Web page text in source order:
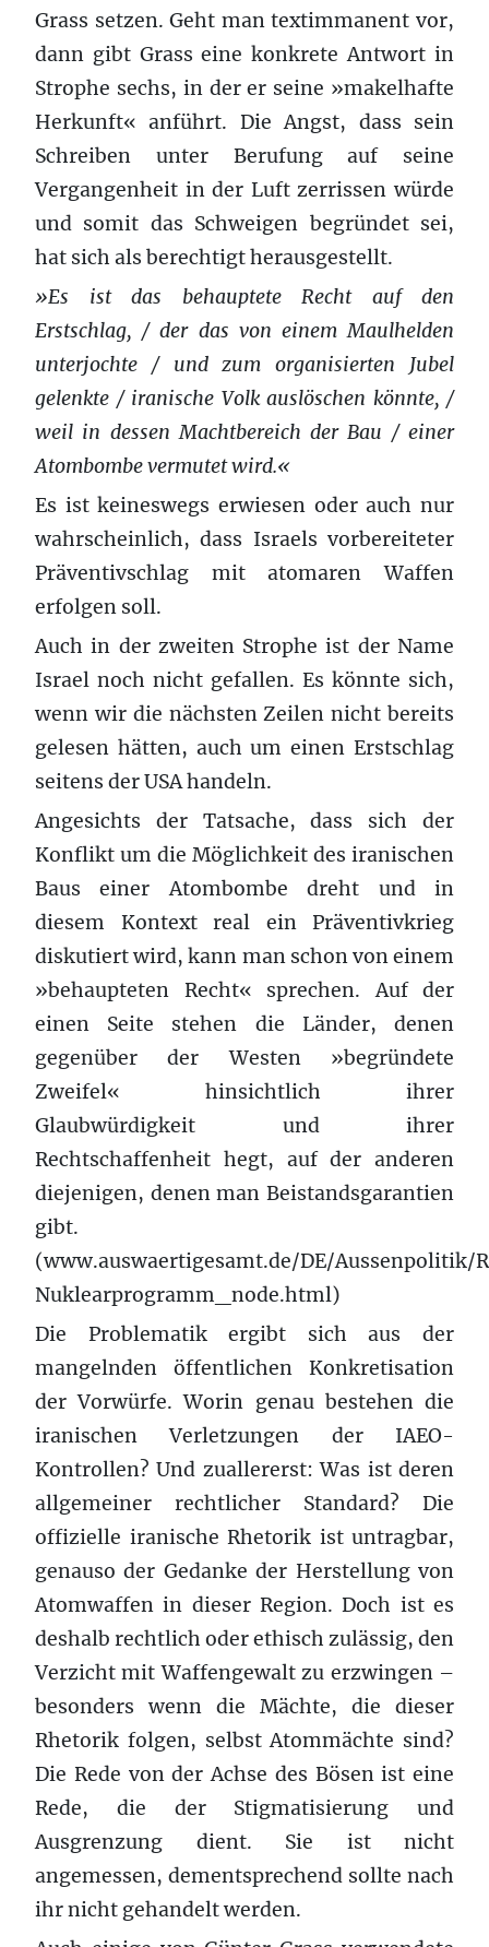
Grass setzen. Geht man textimmanent vor,
dann gibt Grass eine konkrete Antwort in
Strophe sechs, in der er seine »makelhafte
Herkunft« anführt. Die Angst, dass sein
Schreiben unter Berufung auf seine
Vergangenheit in der Luft zerrissen würde
und somit das Schweigen begründet sei,
hat sich als berechtigt herausgestellt.
»Es ist das behauptete Recht auf den
Erstschlag, / der das von einem Maulhelden
unterjochte / und zum organisierten Jubel
gelenkte / iranische Volk auslöschen könnte, /
weil in dessen Machtbereich der Bau / einer
Atombombe vermutet wird.«
Es ist keineswegs erwiesen oder auch nur
wahrscheinlich, dass Israels vorbereiteter
Präventivschlag mit atomaren Waffen
erfolgen soll.
Auch in der zweiten Strophe ist der Name
Israel noch nicht gefallen. Es könnte sich,
wenn wir die nächsten Zeilen nicht bereits
gelesen hätten, auch um einen Erstschlag
seitens der USA handeln.
Angesichts der Tatsache, dass sich der
Konflikt um die Möglichkeit des iranischen
Baus einer Atombombe dreht und in
diesem Kontext real ein Präventivkrieg
diskutiert wird, kann man schon von einem
»behaupteten Recht« sprechen. Auf der
einen Seite stehen die Länder, denen
gegenüber der Westen »begründete
Zweifel« hinsichtlich ihrer
Glaubwürdigkeit und ihrer
Rechtschaffenheit hegt, auf der anderen
diejenigen, denen man Beistandsgarantien
gibt.
(www.auswaertigesamt.de/DE/
Nuklearprogramm_node.html)
Die Problematik ergibt sich aus der
mangelnden öffentlichen Konkretisation
der Vorwürfe. Worin genau bestehen die
iranischen Verletzungen der IAEO-
Kontrollen? Und zuallererst: Was ist deren
allgemeiner rechtlicher Standard? Die
offizielle iranische Rhetorik ist untragbar,
genauso der Gedanke der Herstellung von
Atomwaffen in dieser Region. Doch ist es
deshalb rechtlich oder ethisch zulässig, den
Verzicht mit Waffengewalt zu erzwingen –
besonders wenn die Mächte, die dieser
Rhetorik folgen, selbst Atommächte sind?
Die Rede von der Achse des Bösen ist eine
Rede, die der Stigmatisierung und
Ausgrenzung dient. Sie ist nicht
angemessen, dementsprechend sollte nach
ihr nicht gehandelt werden.